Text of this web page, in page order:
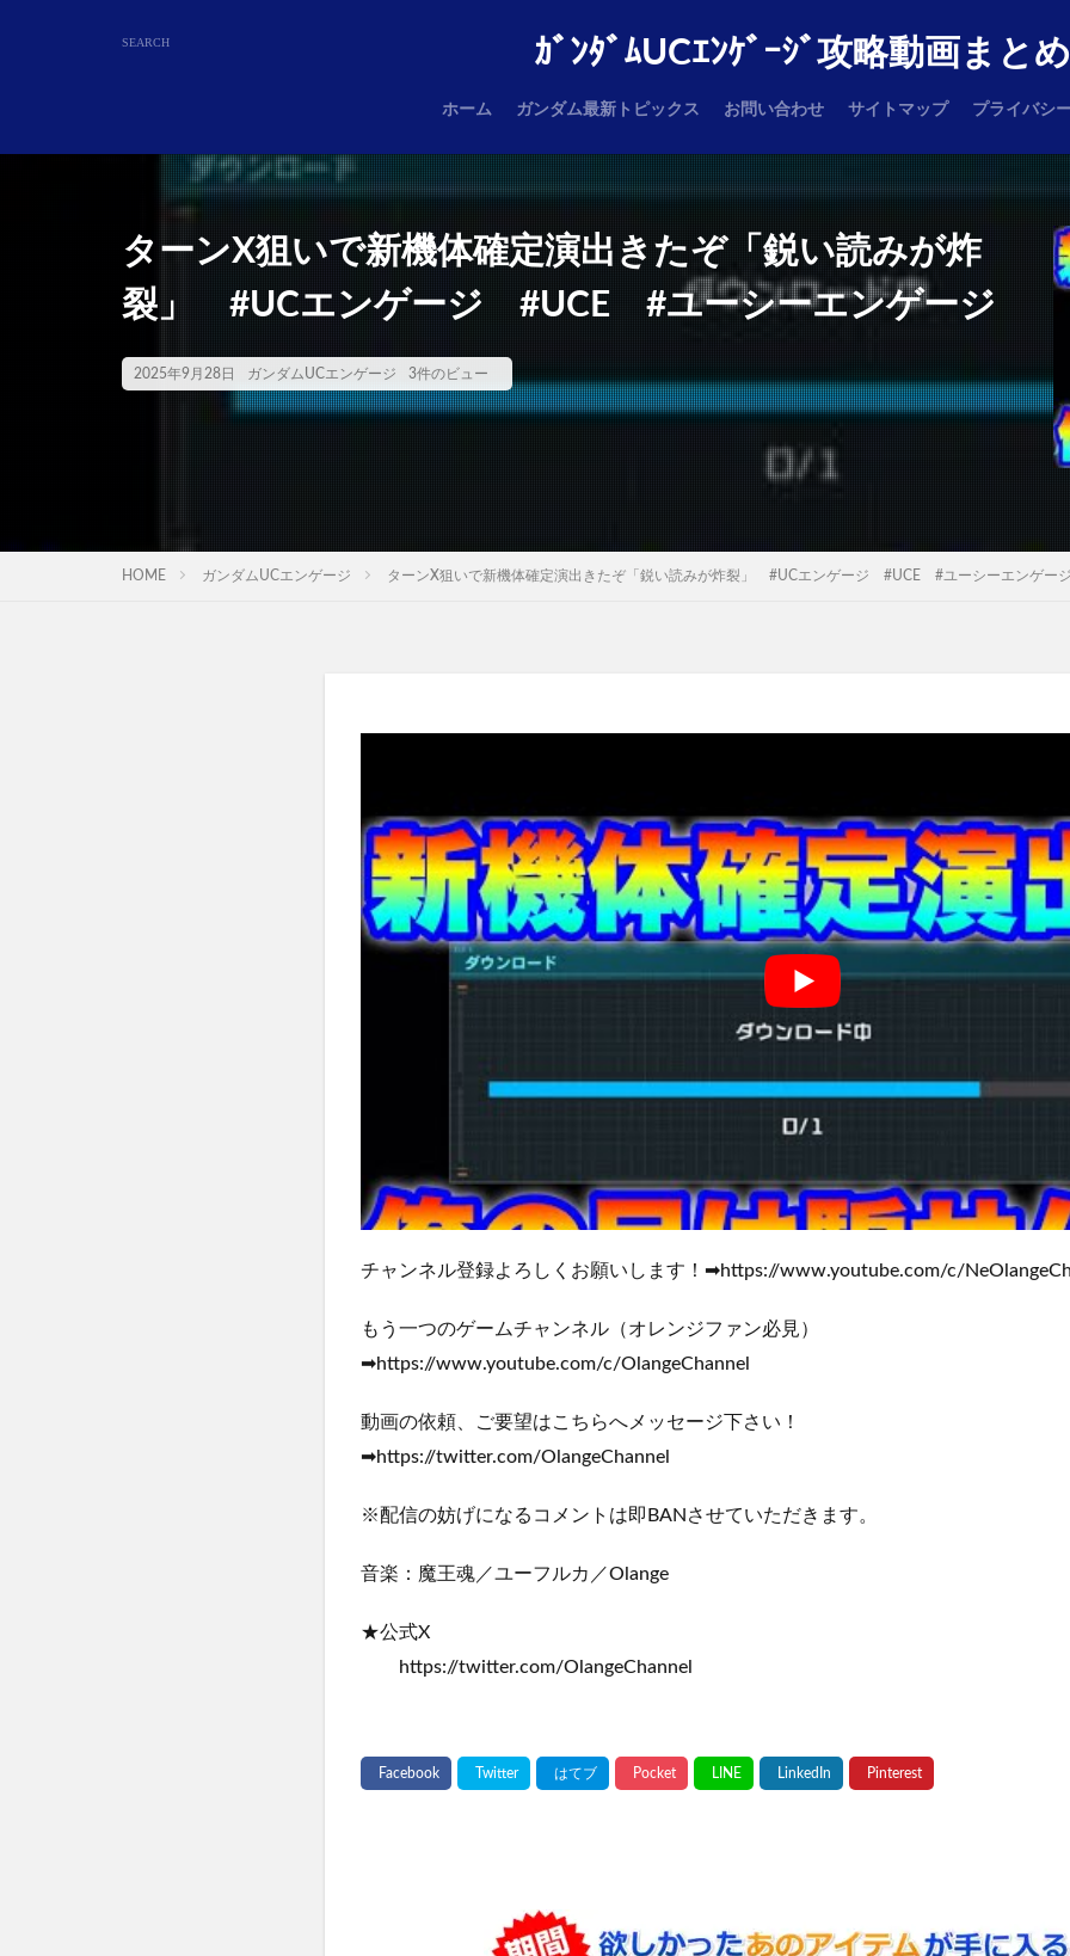
ｶﾞﾝﾀﾞﾑUCｴﾝｹﾞｰｼﾞ攻略動画まとめ
ホーム ガンダム最新トピックス お問い合わせ サイトマップ プライバシ
ターンX狙いで新機体確定演出きたぞ「鋭い読みが炸
裂」 #UCエンゲージ #UCE #ユーシーエンゲージ
2025年9月28日 ガンダムUCエンゲージ 3件のビュー
HOME ガンダムUCエンゲージ ターンX狙いで新機体確定演出きたぞ「鋭い読みが炸裂」 #UCエンゲージ #UCE #ユーシーエンゲー
チャンネル登録よろしくお願いします！➡https://www.youtube.com/c/
もう一つのゲームチャンネル（オレンジファン必見）
➡https://www.youtube.com/c/OlangeChannel
動画の依頼、ご要望はこちらへメッセージ下さい！
➡https://twitter.com/OlangeChannel
※配信の妨げになるコメントは即BANさせていただきます。
音楽：魔王魂／ユーフルカ／Olange
★公式X
https://twitter.com/OlangeChannel